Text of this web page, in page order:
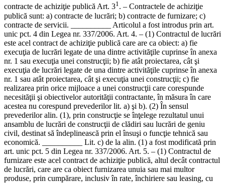
contracte de achiziţie publică Art. 31. – Contractele de achiziţie
publică sunt: a) contracte de lucrări; b) contracte de furnizare; c)
contracte de servicii. __________ Articolul a fost introdus prin art.
unic pct. 4 din Legea nr. 337/2006. Art. 4. – (1) Contractul de lucrări
este acel contract de achiziţie publică care are ca obiect: a) fie
execuţia de lucrări legate de una dintre activităţile cuprinse în anexa
nr. 1 sau execuţia unei construcţii; b) fie atât proiectarea, cât şi
execuţia de lucrări legate de una dintre activităţile cuprinse în anexa
nr. 1 sau atât proiectarea, cât şi execuţia unei construcţii; c) fie
realizarea prin orice mijloace a unei construcţii care corespunde
necesităţii şi obiectivelor autorităţii contractante, în măsura în care
acestea nu corespund prevederilor lit. a) şi b). (2) În sensul
prevederilor alin. (1), prin construcţie se înţelege rezultatul unui
ansamblu de lucrări de construcţii de clădiri sau lucrări de geniu
civil, destinat să îndeplinească prin el însuşi o funcţie tehnică sau
economică. __________ Lit. c) de la alin. (1) a fost modificată prin
art. unic pct. 5 din Legea nr. 337/2006. Art. 5. – (1) Contractul de
furnizare este acel contract de achiziţie publică, altul decât contractul
de lucrări, care are ca obiect furnizarea unuia sau mai multor
produse, prin cumpărare, inclusiv în rate, închiriere sau leasing, cu